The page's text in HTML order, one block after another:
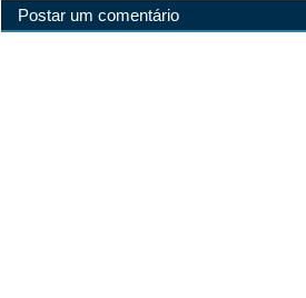
Postar um comentário